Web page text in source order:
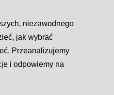
niezawodnego
jak wybrać
Przeanalizujemy
i odpowiemy na